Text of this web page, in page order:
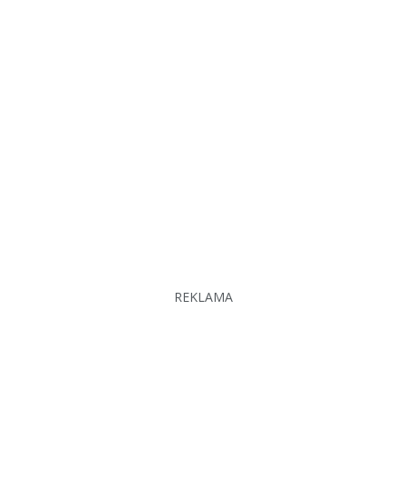
REKLAMA